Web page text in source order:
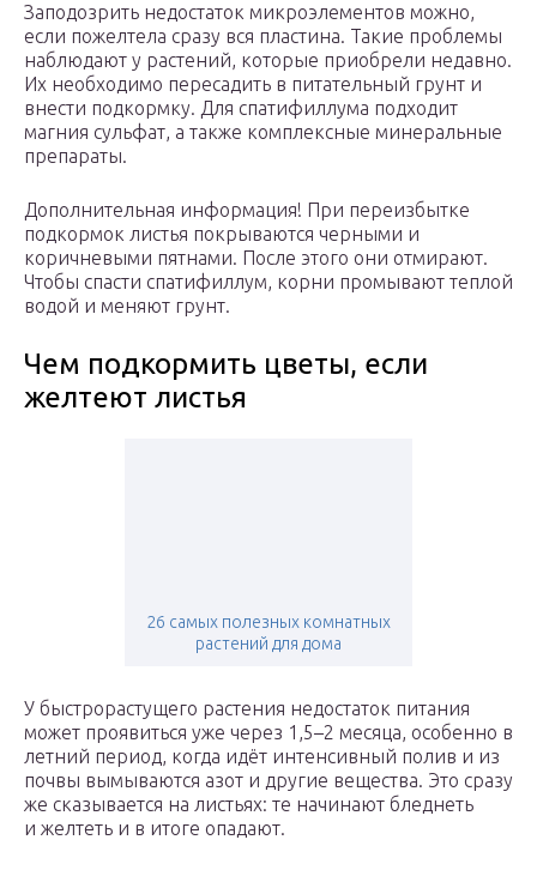
Заподозрить недостаток микроэлементов можно,
если пожелтела сразу вся пластина. Такие проблемы
наблюдают у растений, которые приобрели недавно.
Их необходимо пересадить в питательный грунт и
внести подкормку. Для спатифиллума подходит
магния сульфат, а также комплексные минеральные
препараты.
Дополнительная информация! При переизбытке
подкормок листья покрываются черными и
коричневыми пятнами. После этого они отмирают.
Чтобы спасти спатифиллум, корни промывают теплой
водой и меняют грунт.
Чем подкормить цветы, если
желтеют листья
26 самых полезных комнатных
растений для дома
У быстрорастущего растения недостаток питания
может проявиться уже через 1,5–2 месяца, особенно в
летний период, когда идёт интенсивный полив и из
почвы вымываются азот и другие вещества. Это сразу
же сказывается на листьях: те начинают бледнеть
и желтеть и в итоге опадают.